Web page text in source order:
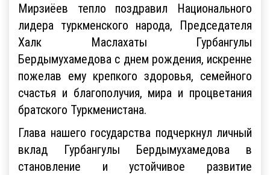
Мирзиёев тепло поздравил Национального
лидера туркменского народа, Председателя
Халк Маслахаты Гурбангулы
Бердымухамедова c днем рождения, искренне
пожелав ему крепкого здоровья, семейного
счастья и благополучия, мира и процветания
братского Туркменистана.
Глава нашего государства подчеркнул личный
вклад Гурбангулы Бердымухамедова в
становление и устойчивое развитие